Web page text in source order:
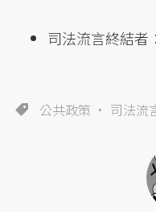
司法流言終結者：
公共政策 司法流